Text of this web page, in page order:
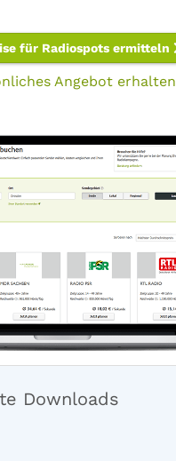
für Radiospots ermitteln
Angebot erhalten
Downloads